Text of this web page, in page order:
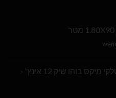
חבילת בלוני גומי איטלקי מיקס בוהו שיק 12 אינץ' -